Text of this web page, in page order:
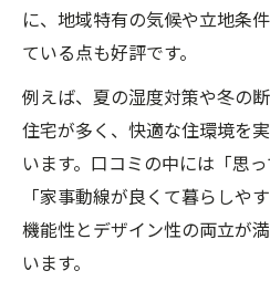
に、地域特有の気候や立地条
ている点も好評です。
例えば、夏の湿度対策や冬の
住宅が多く、快適な住環境を
います。口コミの中には「思
「家事動線が良くて暮らしや
機能性とデザイン性の両立が
います。